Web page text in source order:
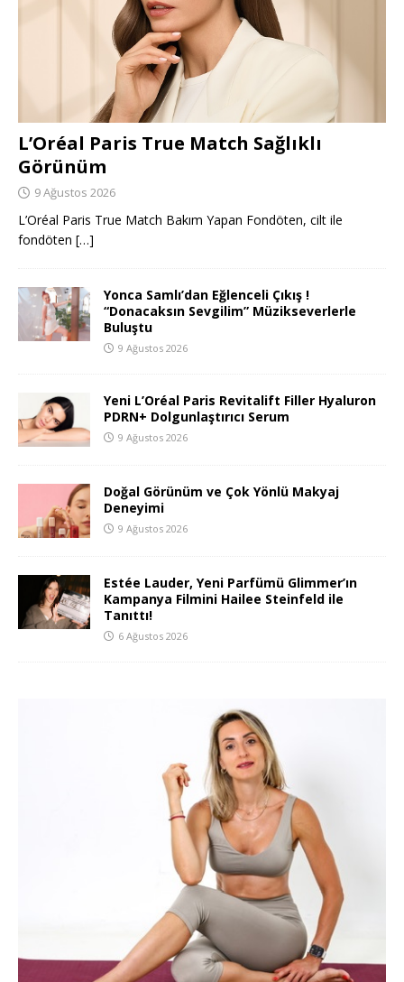
L’Oréal Paris True Match Sağlıklı
Görünüm
9 Ağustos 2026
L’Oréal Paris True Match Bakım Yapan Fondöten, cilt ile
fondöten […]
Yonca Samlı’dan Eğlenceli Çıkış !
“Donacaksın Sevgilim” Müzikseverlerle
Buluştu
9 Ağustos 2026
Yeni L’Oréal Paris Revitalift Filler Hyaluron
PDRN+ Dolgunlaştırıcı Serum
9 Ağustos 2026
Doğal Görünüm ve Çok Yönlü Makyaj
Deneyimi
9 Ağustos 2026
Estée Lauder, Yeni Parfümü Glimmer’ın
Kampanya Filmini Hailee Steinfeld ile
Tanıttı!
6 Ağustos 2026